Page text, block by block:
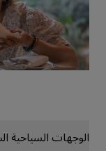
الوجهات السياحية